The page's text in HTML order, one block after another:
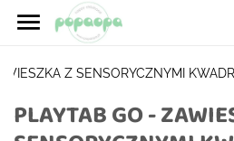

Z SENSORYCZNYMI
PLAYTAB GO -